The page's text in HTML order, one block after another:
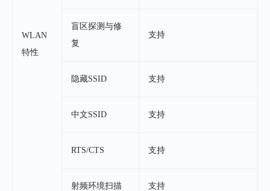
WLAN
特性
盲区探测与修
复
支持
隐藏SSID 支持
中文SSID 支持
RTS/CTS 支持
射频环境扫描 支持